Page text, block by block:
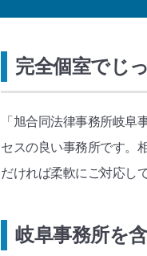
完全個室でじ
「旭合同法律事務所岐阜
セスの良い事務所です。
だければ柔軟にご対応し
岐阜事務所を